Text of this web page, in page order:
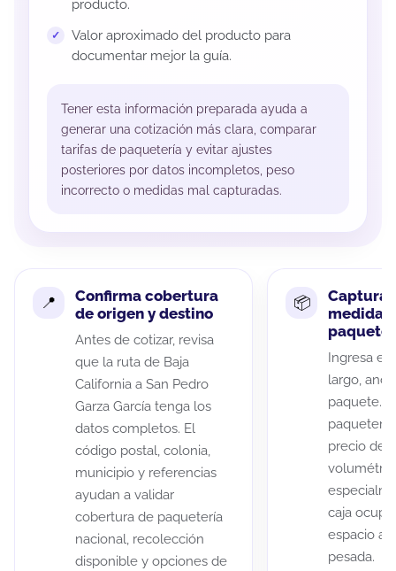
producto.
Valor aproximado del producto para
documentar mejor la guía.
Tener esta información preparada ayuda a
generar una cotización más clara, comparar
tarifas de paquetería y evitar ajustes
posteriores por datos incompletos, peso
incorrecto o medidas mal capturadas.
Confirma cobertura
de origen y destino
Antes de cotizar, revisa
que la ruta de Baja
California a San Pedro
Garza García tenga los
datos completos. El
código postal, colonia,
municipio y referencias
ayudan a validar
cobertura de paquetería
nacional, recolección
disponible y opciones de
Captura
medidas
paquete
Ingresa el
largo,
paquete.
precio de
caja
espacio
pesada.